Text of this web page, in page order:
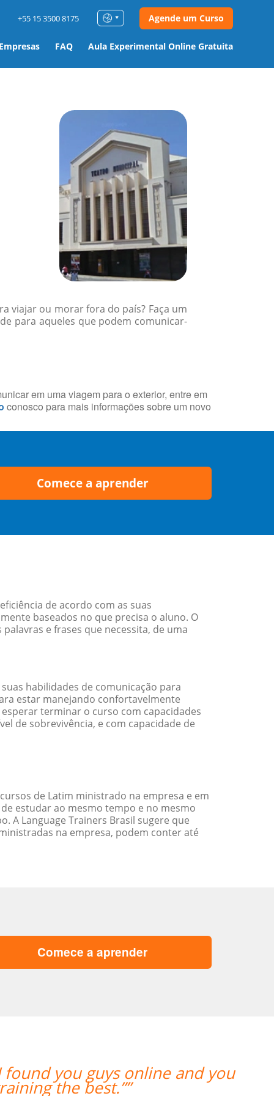
FAQ Aula Experimental Online Gratuita
+55 15 3500 8175 Agende um Curso
viajar ou morar fora do país? Faça um
para aqueles que podem comunicar-
em uma viagem para o exterior, entre em
conosco para mais informações sobre um novo
Comece a aprender
de acordo com as suas
baseados no que precisa o aluno. O
e frases que necessita, de uma
habilidades de comunicação para
estar manejando confortavelmente
terminar o curso com capacidades
de sobrevivência, e com capacidade de
de Latim ministrado na empresa e em
estudar ao mesmo tempo e no mesmo
A Language Trainers Brasil sugere que
na empresa, podem conter até
Comece a aprender
a sua empresa a ser
filha de 12 anos que está